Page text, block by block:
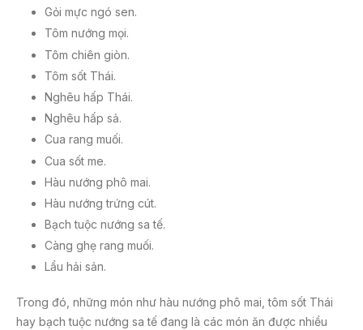
Gỏi mực ngó sen.
Tôm nướng mọi.
Tôm chiên giòn.
Tôm sốt Thái.
Nghêu hấp Thái.
Nghêu hấp sả.
Cua rang muối.
Cua sốt me.
Hàu nướng phô mai.
Hàu nướng trứng cút.
Bạch tuộc nướng sa tế.
Càng ghẹ rang muối.
Lẩu hải sản.
Trong đó, những món như hàu nướng phô mai, tôm sốt Thái
hay bạch tuộc nướng sa tế đang là các món ăn được nhiều